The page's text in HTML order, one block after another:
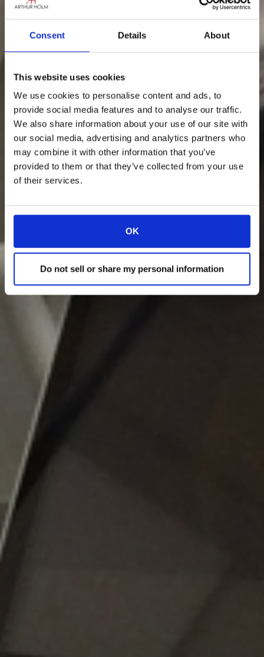
Consent Details About
This website uses cookies
We use cookies to personalise content and ads, to
provide social media features and to analyse our traffic.
We also share information about your use of our site with
our social media, advertising and analytics partners who
may combine it with other information that you’ve
provided to them or that they’ve collected from your use
of their services.
OK
Do not sell or share my personal information